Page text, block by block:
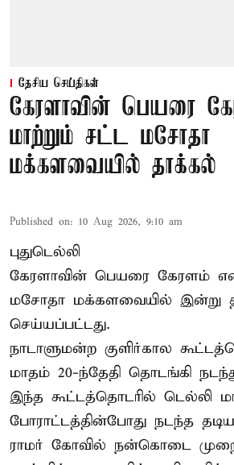
தேசிய செய்திகள்
கேரளாவின் பெயரை
மாற்றும் சட்ட மசோதா
மக்களவையில் தாக்கல்
Published on: 10 Aug 2026, 9:10 am
புதுடெல்லி
கேரளாவின் பெயரை கேரளம்
மசோதா மக்களவையில் இன்று
செய்யப்பட்டது.
நாடாளுமன்ற குளிர்கால
மாதம் 20-ந்தேதி தொடங்கி
இந்த கூட்டத்தொடரில் டெல்லி
போராட்டத்தின்போது நடந்த
ராமர் கோவில் நன்கொடை